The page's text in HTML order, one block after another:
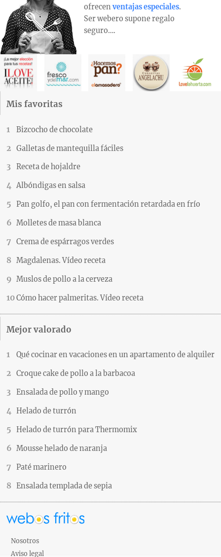
ofrecen ventajas especiales.
Ser webero supone regalo
seguro….
Mis favoritas
Bizcocho de chocolate
Galletas de mantequilla fáciles
Receta de hojaldre
Albóndigas en salsa
Pan golfo, el pan con fermentación retardada en frío
Molletes de masa blanca
Crema de espárragos verdes
Magdalenas. Vídeo receta
Muslos de pollo a la cerveza
Cómo hacer palmeritas. Vídeo receta
Mejor valorado
Qué cocinar en vacaciones en un apartamento de alquiler
Croque cake de pollo a la barbacoa
Ensalada de pollo y mango
Helado de turrón
Helado de turrón para Thermomix
Mousse helado de naranja
Paté marinero
Ensalada templada de sepia
Nosotros
Aviso legal